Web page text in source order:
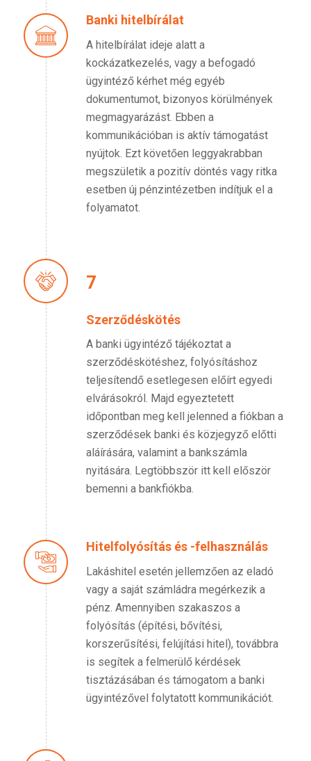
Banki hitelbírálat
A hitelbírálat ideje alatt a
kockázatkezelés, vagy a befogadó
ügyintéző kérhet még egyéb
dokumentumot, bizonyos körülmények
megmagyarázást. Ebben a
kommunikációban is aktív támogatást
nyújtok. Ezt követően leggyakrabban
megszületik a pozitív döntés vagy ritka
esetben új pénzintézetben indítjuk el a
folyamatot.
7
Szerződéskötés
A banki ügyintéző tájékoztat a
szerződéskötéshez, folyósításhoz
teljesítendő esetlegesen előírt egyedi
elvárásokról. Majd egyeztetett
időpontban meg kell jelenned a fiókban a
szerződések banki és közjegyző előtti
aláírására, valamint a bankszámla
nyitására. Legtöbbször itt kell először
bemenni a bankfiókba.
Hitelfolyósítás és -felhasználás
Lakáshitel esetén jellemzően az eladó
vagy a saját számládra megérkezik a
pénz. Amennyiben szakaszos a
folyósítás (építési, bővítési,
korszerűsítési, felújítási hitel), továbbra
is segítek a felmerülő kérdések
tisztázásában és támogatom a banki
ügyintézővel folytatott kommunikációt.